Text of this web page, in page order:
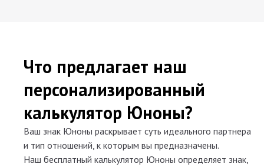
Что предлагает наш
персонализированный
калькулятор Юноны?
Ваш знак Юноны раскрывает суть идеального партнера
и тип отношений, к которым вы предназначены.
Наш бесплатный калькулятор Юноны определяет знак,